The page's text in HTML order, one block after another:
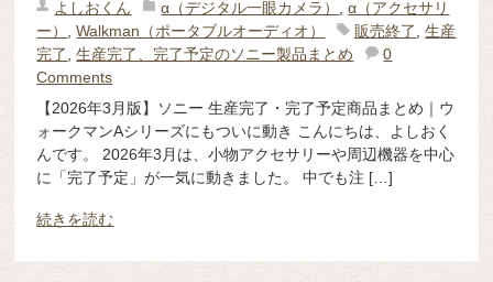
よしおくん α（デジタル一眼カメラ） ,α（アクセサリ
ー）
,Walkman（ポータブルオーディオ） 販売終了 ,生産
完了
,生産完了、完了予定のソニー製品まとめ
0
Comments
【2026年3月版】ソニー 生産完了・完了予定商品まとめ｜ウ
ォークマンAシリーズにもついに動き こんにちは、よしおく
んです。 2026年3月は、小物アクセサリーや周辺機器を中心
に「完了予定」が一気に動きました。 中でも注 […]
続きを読む